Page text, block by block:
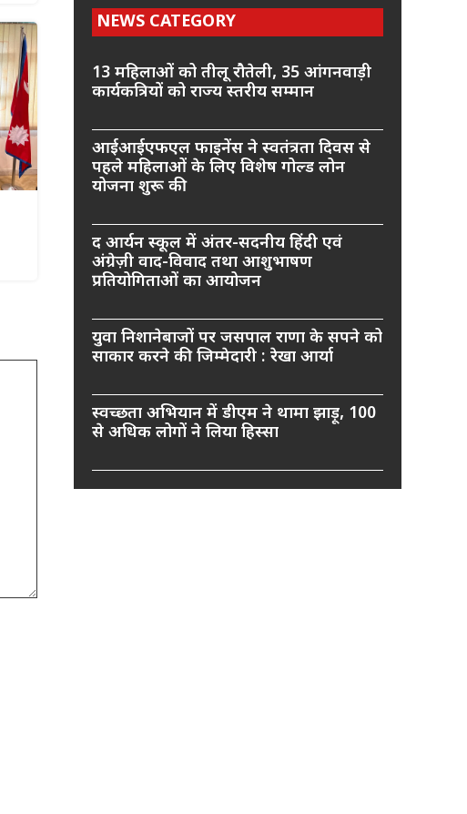
NEWS CATEGORY
13 महिलाओं को तीलू रौतेली, 35 आंगनवाड़ी
कार्यकत्रियों को राज्य स्तरीय सम्मान
आईआईएफएल फाइनेंस ने स्वतंत्रता दिवस से
पहले महिलाओं के लिए विशेष गोल्ड लोन
योजना शुरू की
द आर्यन स्कूल में अंतर-सदनीय हिंदी एवं
अंग्रेज़ी वाद-विवाद तथा आशुभाषण
प्रतियोगिताओं का आयोजन
युवा निशानेबाजों पर जसपाल राणा के सपने को
साकार करने की जिम्मेदारी : रेखा आर्या
स्वच्छता अभियान में डीएम ने थामा झाड़ू, 100
से अधिक लोगों ने लिया हिस्सा